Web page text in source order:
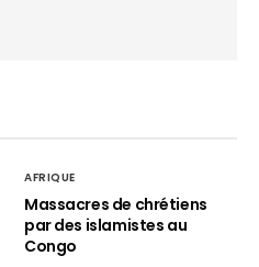
AFRIQUE
Massacres de chrétiens
par des islamistes au
Congo